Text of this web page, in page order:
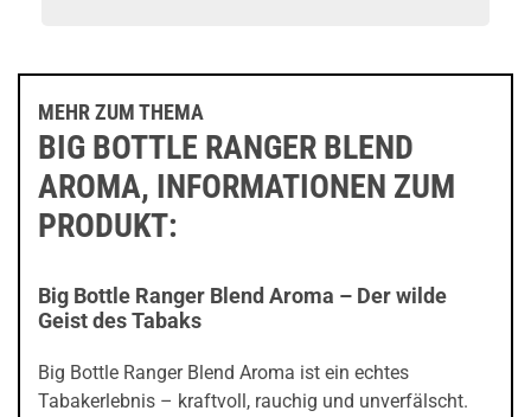
MEHR ZUM THEMA
BIG BOTTLE RANGER BLEND
AROMA, INFORMATIONEN ZUM
PRODUKT:
Big Bottle Ranger Blend Aroma – Der wilde
Geist des Tabaks
Big Bottle Ranger Blend Aroma ist ein echtes
Tabakerlebnis – kraftvoll, rauchig und unverfälscht.